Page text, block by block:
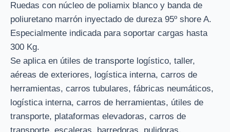
Ruedas con núcleo de poliamix blanco y banda de
poliuretano marrón inyectado de dureza 95º shore A.
Especialmente indicada para soportar cargas hasta
300 Kg.
Se aplica en útiles de transporte logístico, taller,
aéreas de exteriores, logística interna, carros de
herramientas, carros tubulares, fábricas neumáticos,
logística interna, carros de herramientas, útiles de
transporte, plataformas elevadoras, carros de